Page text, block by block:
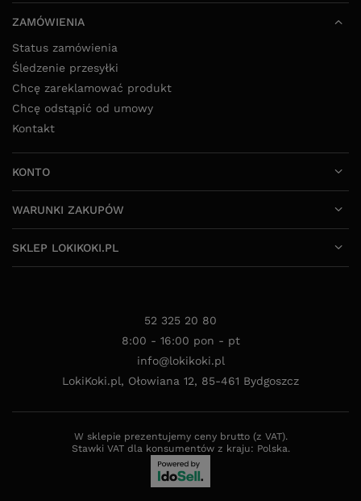
ZAMÓWIENIA
Status zamówienia
Śledzenie przesyłki
Chcę zareklamować produkt
Chcę odstąpić od umowy
Kontakt
KONTO
WARUNKI ZAKUPÓW
SKLEP LOKIKOKI.PL
52 325 20 80
8:00 - 16:00 pon - pt
info@lokikoki.pl
LokiKoki.pl, Ołowiana 12, 85-461 Bydgoszcz
W sklepie prezentujemy ceny brutto (z VAT).
Stawki VAT dla konsumentów z kraju: Polska.